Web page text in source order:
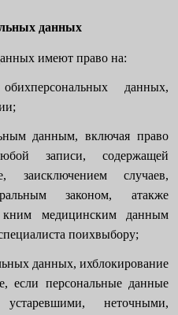
данных
имеют право на:
данных,
данным, включая право
записи, содержащей
заисключением случаев,
законом, атакже
кним медицинским данным
поихвыбору;
данных, ихблокирование
если персональные данные
неточными,